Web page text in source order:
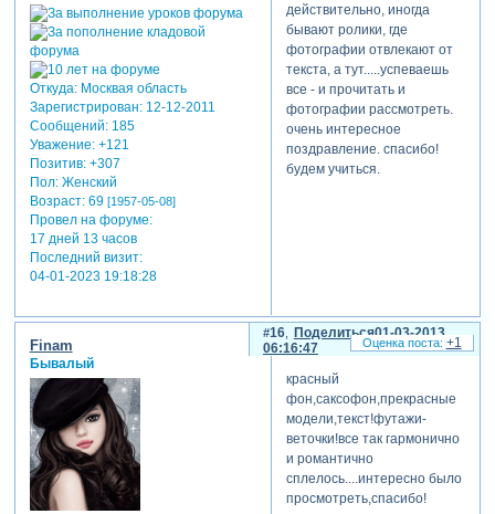
Откуда:Москвая область
Зарегистрирован: 12-12-2011
Сообщений:185
Уважение: +121
Позитив: +307
Пол:Женский
Возраст:69 [1957-05-08]
Провел на форуме:
17 дней 13 часов
Последний визит:
04-01-2023 19:18:28
действительно, иногда
бывают ролики, где
фотографии отвлекают от
текста, а тут.....успеваешь
все - и прочитать и
фотографии рассмотреть.
очень интересное
поздравление. спасибо!
будем учиться.
Поделиться
16
01-03-2013
06:16:47
Finam
Бывалый
красный
фон,саксофон,прекрасные
модели,текст!футажи-
веточки!все так гармонично
и романтично
сплелось....интересно было
просмотреть,спасибо!
+1